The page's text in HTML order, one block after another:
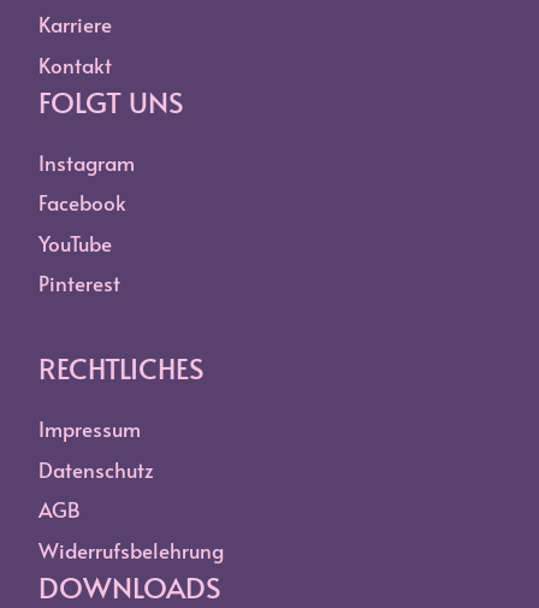
Karriere
Kontakt
FOLGT UNS
Instagram
Facebook
YouTube
Pinterest
RECHTLICHES
Impressum
Datenschutz
AGB
Widerrufsbelehrung
DOWNLOADS